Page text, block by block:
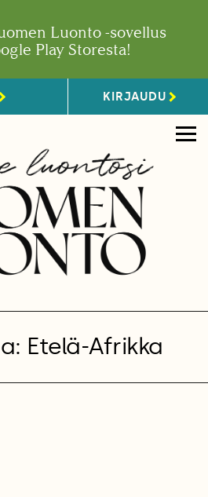
Luonto -sovellus
Play Storesta!
KIRJAUDU
Etelä-Afrikka